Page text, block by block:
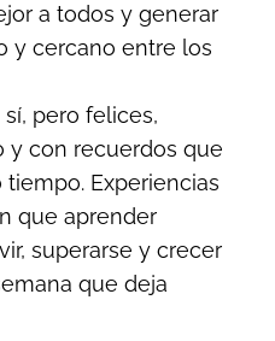
a todos y generar
y cercano entre los
pero felices,
y con recuerdos que
Experiencias
que aprender
superarse y crecer
que deja